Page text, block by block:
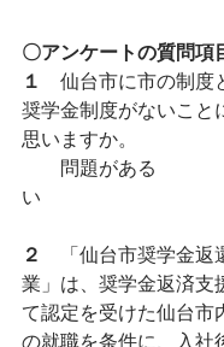
〇アンケートの質問項
１
仙台市に市の制度
奨学金制度がないこと
思いますか。
問題がある　　　
い
２
「仙台市奨学金返
業」は、奨学金返済支
て認定を受けた仙台市
の就職を条件に、入社